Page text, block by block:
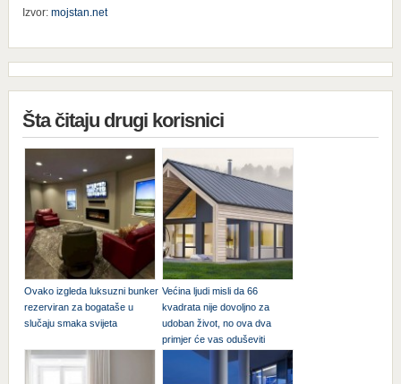
Izvor: mojstan.net
Šta čitaju drugi korisnici
Ovako izgleda luksuzni bunker
rezerviran za bogataše u
slučaju smaka svijeta
Većina ljudi misli da 66
kvadrata nije dovoljno za
udoban život, no ova dva
primjer će vas oduševiti